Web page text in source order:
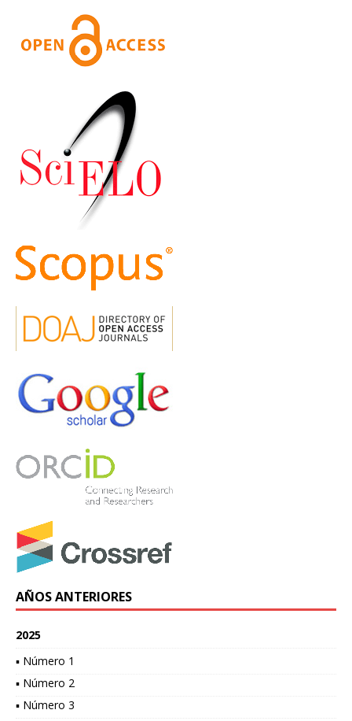
AÑOS ANTERIORES
2025
▪ Número 1
▪ Número 2
▪ Número 3